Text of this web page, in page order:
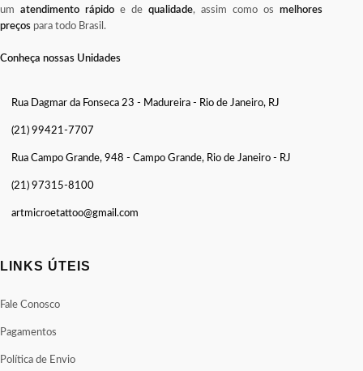
um atendimento rápido e de qualidade, assim como os melhores
preços para todo Brasil.
Conheça nossas Unidades
Rua Dagmar da Fonseca 23 - Madureira - Rio de Janeiro, RJ
(21) 99421-7707
Rua Campo Grande, 948 - Campo Grande, Rio de Janeiro - RJ
(21) 97315-8100
artmicroetattoo@gmail.com
LINKS ÚTEIS
Fale Conosco
Pagamentos
Política de Envio